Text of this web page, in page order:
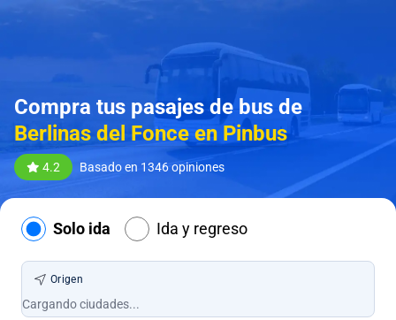
Compra tus pasajes de bus de
Berlinas del Fonce en Pinbus
4.2 Basado en 1346 opiniones
Solo ida Ida y regreso
Origen